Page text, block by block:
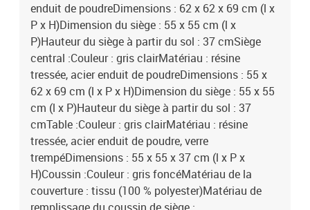
enduit de poudreDimensions : 62 x 62 x 69 cm (l x
P x H)Dimension du siège : 55 x 55 cm (l x
P)Hauteur du siège à partir du sol : 37 cmSiège
central :Couleur : gris clairMatériau : résine
tressée, acier enduit de poudreDimensions : 55 x
62 x 69 cm (l x P x H)Dimension du siège : 55 x 55
cm (l x P)Hauteur du siège à partir du sol : 37
cmTable :Couleur : gris clairMatériau : résine
tressée, acier enduit de poudre, verre
trempéDimensions : 55 x 55 x 37 cm (l x P x
H)Coussin :Couleur : gris foncéMatériau de la
couverture : tissu (100 % polyester)Matériau de